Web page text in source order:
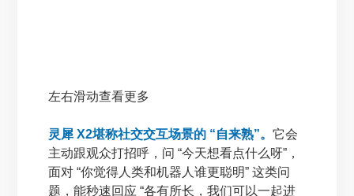
左右滑动查看更多
灵犀 X2堪称社交交互场景的 “自来熟”。它会
主动跟观众打招呼，问 “今天想看点什么呀”，
面对 “你觉得人类和机器人谁更聪明” 这类问
题，能秒速回应 “各有所长，我们可以一起进